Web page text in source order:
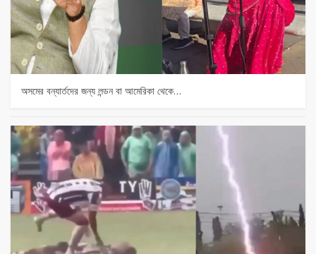
অসমের বন্যার্তদের জন্য লন্ডন বা আমেরিকা থেকে…